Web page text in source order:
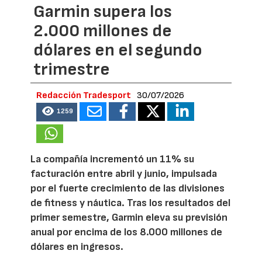
Garmin supera los
2.000 millones de
dólares en el segundo
trimestre
Redacción Tradesport 30/07/2026
1259
La compañía incrementó un 11% su
facturación entre abril y junio, impulsada
por el fuerte crecimiento de las divisiones
de fitness y náutica. Tras los resultados del
primer semestre, Garmin eleva su previsión
anual por encima de los 8.000 millones de
dólares en ingresos.